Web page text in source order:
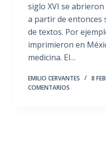
siglo XVI se
a partir de entonces
de textos. Por
imprimieron en
medicina. El…
EMILIO CERVANTES 8
COMENTARIOS